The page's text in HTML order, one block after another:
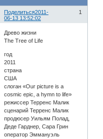
Поделиться 1
2011-
06-13 13:52:02
Древо жизни
The Tree of Life
год
2011
страна
США
слоган «Our picture is a
cosmic epic, a hymn to life»
режиссер Терренс Малик
сценарий Терренс Малик
продюсер Уильям Полад,
Деде Гарднер, Сара Грин
оператор Эммануэль